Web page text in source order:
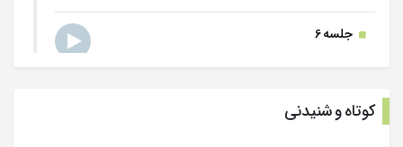
جلسه 6
جلسه 7
کوتاه و شنیدنی